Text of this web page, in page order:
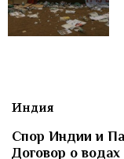
Индия
Спор Индии и
Договор о